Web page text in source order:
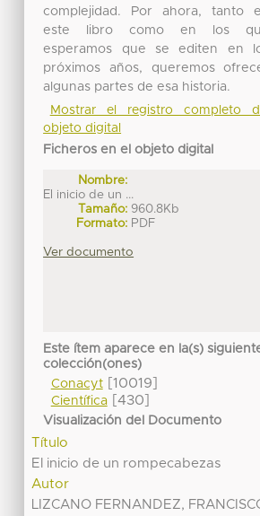
complejidad. Por ahora, tanto
este libro como en los
esperamos que se editen en
próximos años, queremos
algunas partes de esa historia.
Mostrar el registro completo
objeto digital
Ficheros en el objeto digital
Nombre:
El inicio de un ...
Tamaño: 960.8Kb
Formato: PDF
Ver documento
Este ítem aparece en la(s)
colección(ones)
Conacyt[10019]
Científica[430]
Visualización del Documento
Título
El inicio de un rompecabezas
Autor
LIZCANO FERNANDEZ,